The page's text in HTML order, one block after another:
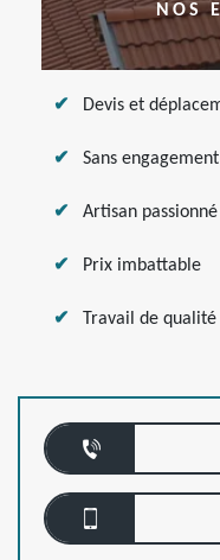
NOS
Devis et
Sans engagement
Artisan passionné
Prix imbattable
Travail de qualité